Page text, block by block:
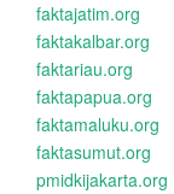
faktajatim.org
faktakalbar.org
faktariau.org
faktapapua.org
faktamaluku.org
faktasumut.org
pmidkijakarta.org